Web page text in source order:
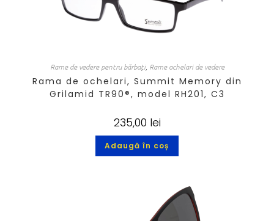
Rame de vedere pentru bărbați, Rame ochelari de vedere
Rama de ochelari, Summit Memory din
Grilamid TR90®, model RH201, C3
235,00 lei
Adaugă în coș